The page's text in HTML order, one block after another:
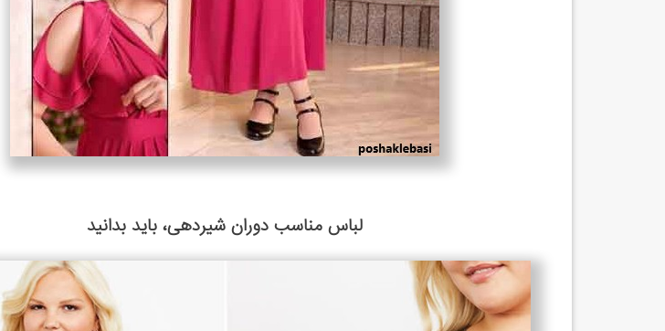
لباس مناسب دوران شیردهی، باید بدانید